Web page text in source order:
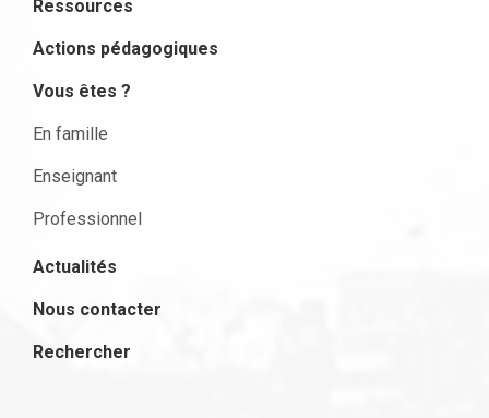
Ressources
Actions pédagogiques
Vous êtes ?
En famille
Enseignant
Professionnel
Actualités
Nous contacter
Rechercher